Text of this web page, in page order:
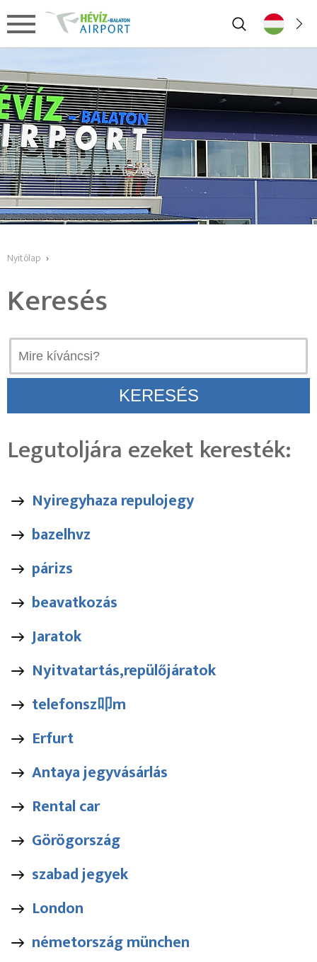
Nyitólap ›
Keresés
Legutoljára ezeket keresték:
Nyiregyhaza repulojegy
bazelhvz
párizs
beavatkozás
Jaratok
Nyitvatartás,repülőjáratok
telefonsz叩m
Erfurt
Antaya jegyvásárlás
Rental car
Görögország
szabad jegyek
London
németország münchen